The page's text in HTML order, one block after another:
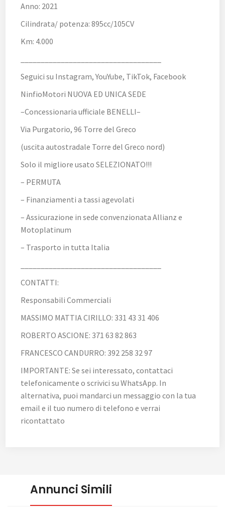
Anno: 2021
Cilindrata/ potenza: 895cc/105CV
Km: 4.000
Seguici su Instagram, YouYube, TikTok, Facebook
NinfioMotori NUOVA ED UNICA SEDE
–Concessionaria ufficiale BENELLI–
Via Purgatorio, 96 Torre del Greco
(uscita autostradale Torre del Greco nord)
Solo il migliore usato SELEZIONATO!!!
– PERMUTA
– Finanziamenti a tassi agevolati
– Assicurazione in sede convenzionata Allianz e
Motoplatinum
– Trasporto in tutta Italia
CONTATTI:
Responsabili Commerciali
MASSIMO MATTIA CIRILLO: 331 43 31 406
ROBERTO ASCIONE: 371 63 82 863
FRANCESCO CANDURRO: 392 258 32 97
IMPORTANTE: Se sei interessato, contattaci
telefonicamente o scrivici su WhatsApp. In
alternativa, puoi mandarci un messaggio con la tua
email e il tuo numero di telefono e verrai
ricontattato
Annunci Simili